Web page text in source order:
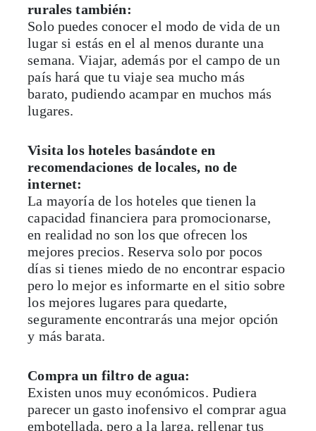
rurales también:
Solo puedes conocer el modo de vida de un
lugar si estás en el al menos durante una
semana. Viajar, además por el campo de un
país hará que tu viaje sea mucho más
barato, pudiendo acampar en muchos más
lugares.
Visita los hoteles basándote en
recomendaciones de locales, no de
internet:
La mayoría de los hoteles que tienen la
capacidad financiera para promocionarse,
en realidad no son los que ofrecen los
mejores precios. Reserva solo por pocos
días si tienes miedo de no encontrar espacio
pero lo mejor es informarte en el sitio sobre
los mejores lugares para quedarte,
seguramente encontrarás una mejor opción
y más barata.
Compra un filtro de agua:
Existen unos muy económicos. Pudiera
parecer un gasto inofensivo el comprar agua
embotellada, pero a la larga, rellenar tus